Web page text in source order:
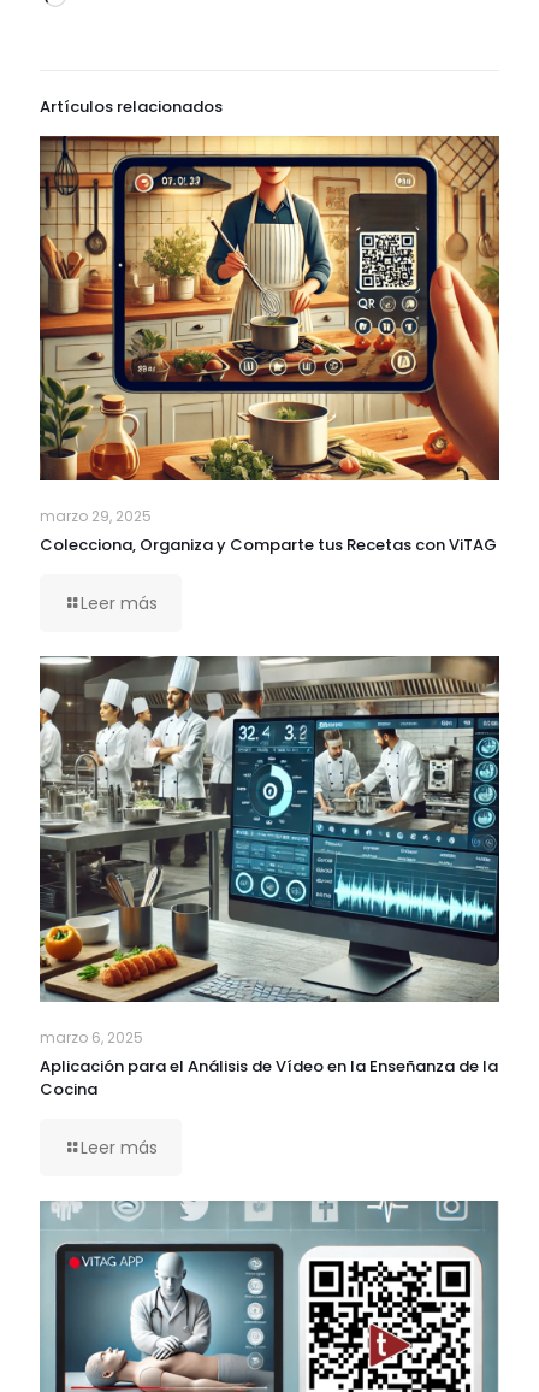
Artículos relacionados
marzo 29, 2025
Colecciona, Organiza y Comparte tus Recetas con ViTAG
Leer más
marzo 6, 2025
Aplicación para el Análisis de Vídeo en la Enseñanza de la
Cocina
Leer más